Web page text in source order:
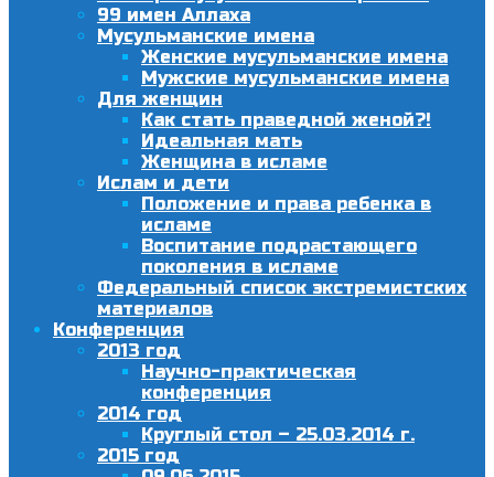
99 имен Аллаха
Мусульманские имена
Женские мусульманские имена
Мужские мусульманские имена
Для женщин
Как стать праведной женой?!
Идеальная мать
Женщина в исламе
Ислам и дети
Положение и права ребенка в
исламе
Воспитание подрастающего
поколения в исламе
Федеральный список экстремистских
материалов
Конференция
2013 год
Научно-практическая
конференция
2014 год
Круглый стол – 25.03.2014 г.
2015 год